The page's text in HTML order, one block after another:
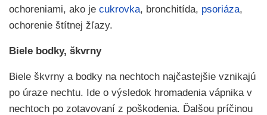
ochoreniami, ako je cukrovka, bronchitída, psoriáza,
ochorenie štítnej žľazy.
Biele bodky, škvrny
Biele škvrny a bodky na nechtoch najčastejšie vznikajú
po úraze nechtu. Ide o výsledok hromadenia vápnika v
nechtoch po zotavovaní z poškodenia. Ďalšou príčinou